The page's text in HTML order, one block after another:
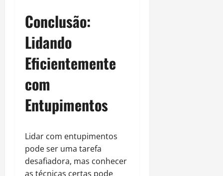
Conclusão:
Lidando
Eficientemente
com
Entupimentos
Lidar com entupimentos
pode ser uma tarefa
desafiadora, mas conhecer
as técnicas certas pode